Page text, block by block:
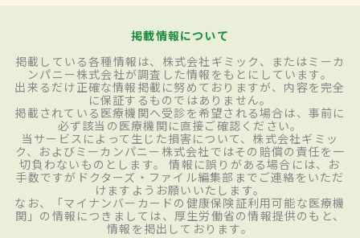
掲載情報について
掲載している各種情報は、株式会社ギミック、またはミーカ
ンパニー株式会社が調査した情報をもとにしています。
出来るだけ正確な情報掲載に努めておりますが、内容を完全
に保証するものではありません。
掲載されている医療機関へ受診を希望される場合は、事前に
必ず該当の医療機関に直接ご確認ください。
当サービスによって生じた損害について、株式会社ギミッ
ク、およびミーカンパニー株式会社ではその賠償の責任を一
切負わないものとします。 情報に誤りがある場合には、お
手数ですがドクターズ・ファイル編集部までご連絡をいただ
けますようお願いいたします。
なお、「マイナンバーカードの健康保険証利用可能な医療機
関」の情報につきましては、厚生労働省の情報提供のもと、
情報を掲出しております。